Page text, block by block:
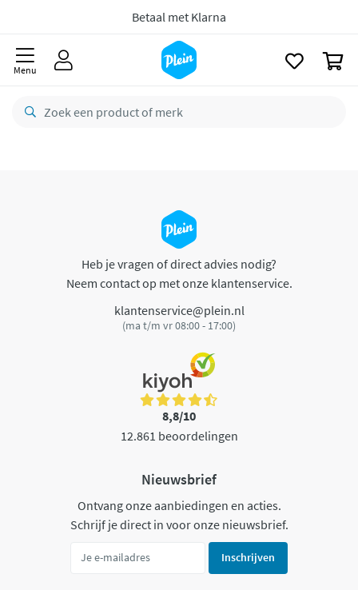
Betaal met Klarna
Menu
Heb je vragen of direct advies nodig?
Neem contact op met onze klantenservice.
klantenservice@plein.nl
(ma t/m vr 08:00 - 17:00)
8,8/10
12.861 beoordelingen
Nieuwsbrief
Ontvang onze aanbiedingen en acties.
Schrijf je direct in voor onze nieuwsbrief.
Inschrijven